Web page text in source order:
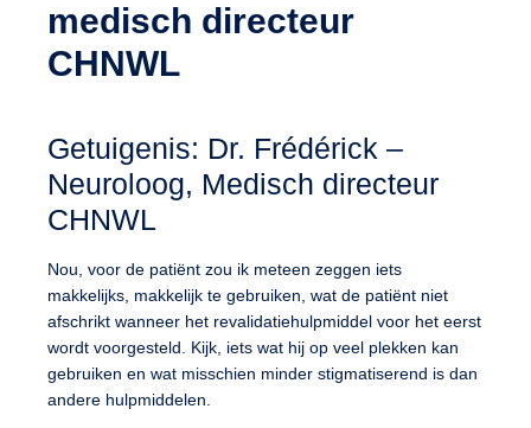
medisch directeur
CHNWL
Getuigenis: Dr. Frédérick –
Neuroloog, Medisch directeur
CHNWL
Nou, voor de patiënt zou ik meteen zeggen iets
makkelijks, makkelijk te gebruiken, wat de patiënt niet
afschrikt wanneer het revalidatiehulpmiddel voor het eerst
wordt voorgesteld. Kijk, iets wat hij op veel plekken kan
gebruiken en wat misschien minder stigmatiserend is dan
andere hulpmiddelen.